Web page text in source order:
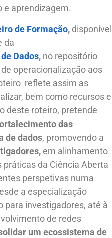
e aprendizagem.
de Formação, disponível
da
Dados, no repositório
operacionalização aos
reflete assim as
bem como recursos e
deste roteiro, pretende
das
de dados, promovendo a
em alinhamento
práticas da Ciência Aberta
perspetivas numa
a especialização
para investigadores, até à
de redes
um ecossistema de